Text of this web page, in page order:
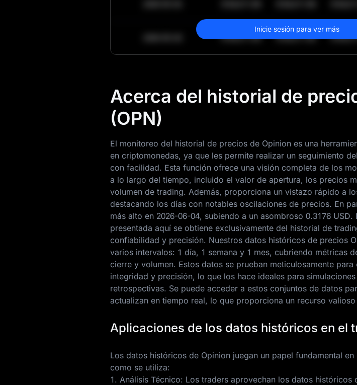
$64,011.99 $64,011.99 $
Inicie sesión para ver más
Acerca del historial de
(OPN)
El monitoreo del historial de precios de Opinion es una
en criptomonedas, ya que les permite realizar un seguimiento
con facilidad. Esta función ofrece una visión completa de los
a lo largo del tiempo, incluido el valor de apertura, los precios
volumen de trading. Además, proporciona un vistazo rápido a
destacando los días con notables oscilaciones de precios. En
más alto en 2026-06-04, subiendo a un asombroso 0.3176 USD.
presentada aquí se obtiene exclusivamente del historial de
confiabilidad y precisión. Nuestros datos históricos de precios
varios intervalos: 1 día, 1 semana y 1 mes, cubriendo métricas
cierre y volumen. Estos datos se prueban meticulosamente para
integridad y precisión, lo que los hace ideales para
retrospectivas. Se puede acceder a estos conjuntos de datos
actualizan en tiempo real, lo que proporciona un recurso
Aplicaciones de los datos históricos en el
Los datos históricos de Opinion juegan un papel fundamental
como se utiliza:
1. Análisis Técnico: Los traders aprovechan los datos